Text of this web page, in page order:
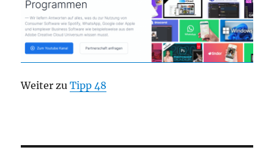
Weiter zuTipp 48